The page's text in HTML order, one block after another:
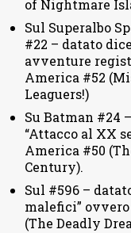
of Nightmare
Sul Superalbo
#22 – datato
avventure
America #52
Leaguers!)
Su Batman #24
“Attacco al XX
America #50
Century).
Sul #596 –
malefici”
(The Deadly